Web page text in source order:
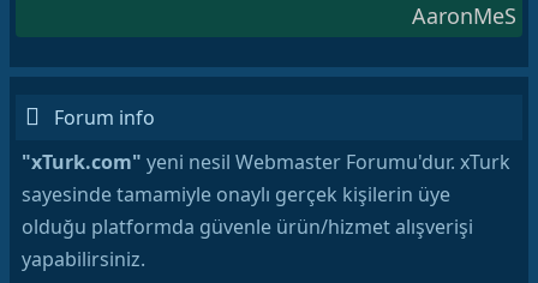
AaronMeS
Forum info
"xTurk.com" yeni nesil Webmaster Forumu'dur. xTurk
sayesinde tamamiyle onaylı gerçek kişilerin üye
olduğu platformda güvenle ürün/hizmet alışverişi
yapabilirsiniz.